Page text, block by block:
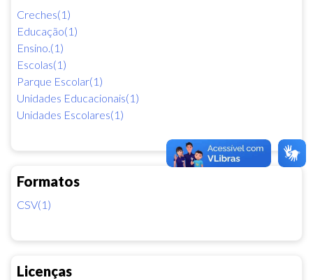
Creches(1)
Educação(1)
Ensino.(1)
Escolas(1)
Parque Escolar(1)
Unidades Educacionais(1)
Unidades Escolares(1)
Formatos
CSV(1)
Licenças